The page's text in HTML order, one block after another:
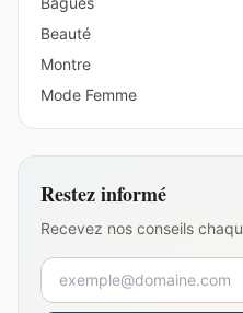
Beauté
Montre
Mode Femme
Restez informé
Recevez nos conseils